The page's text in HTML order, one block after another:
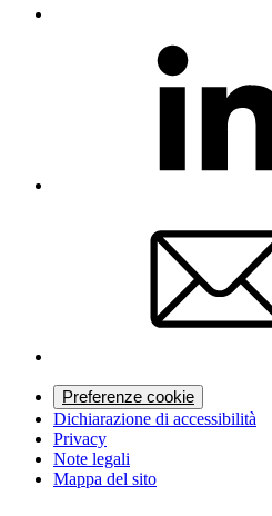
Preferenze cookie
Dichiarazione di accessibilità
Privacy
Note legali
Mappa del sito